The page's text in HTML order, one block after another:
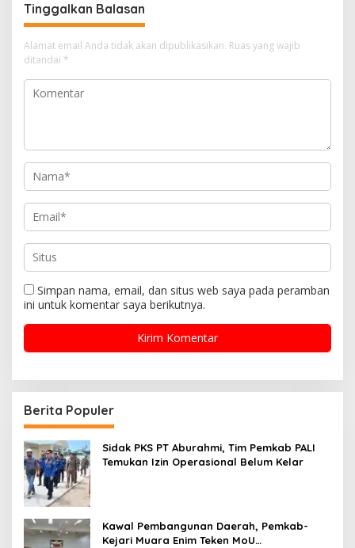
Tinggalkan Balasan
Alamat email Anda tidak akan dipublikasikan. Ruas yang wajib
ditandai *
Simpan nama, email, dan situs web saya pada peramban
ini untuk komentar saya berikutnya.
Berita Populer
Sidak PKS PT Aburahmi, Tim Pemkab PALI
Temukan Izin Operasional Belum Kelar
Kawal Pembangunan Daerah, Pemkab-
Kejari Muara Enim Teken MoU